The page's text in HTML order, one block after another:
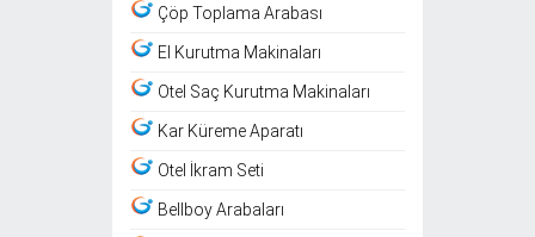
Çöp Toplama Arabası
El Kurutma Makinaları
Otel Saç Kurutma Makinaları
Kar Küreme Aparatı
Otel İkram Seti
Bellboy Arabaları